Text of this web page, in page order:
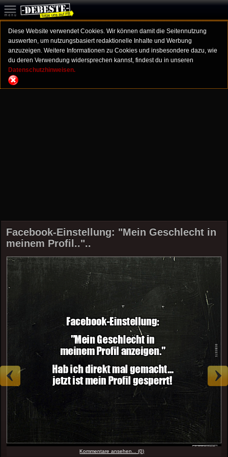
Diese Website verwendet Cookies. Wir können damit die Seitennutzung
auswerten, um nutzungsbasiert redaktionelle Inhalte und Werbung
anzuzeigen. Weitere Informationen zu Cookies und insbesondere dazu, wie
du deren Verwendung widersprechen kannst, findest du in unseren
Datenschutzhinweisen.
Facebook-Einstellung: "Mein Geschlecht in
meinem Profil.."..
Kommentare ansehen... (0)